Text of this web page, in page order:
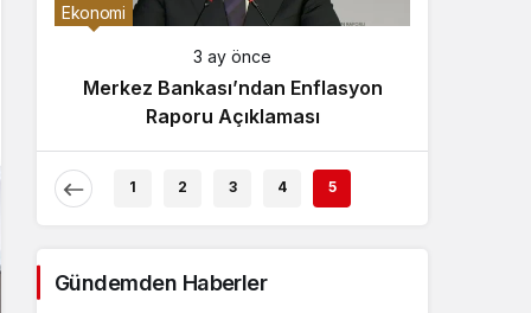
Gece Modu
Gece modunu seçin.
Sistem Modu
Sistem modunu seçin.
Ekonomi
3 ay önce
Merkez Bankası’ndan Enflasyon
Raporu Açıklaması
1 2 3 4 5
Gündemden Haberler